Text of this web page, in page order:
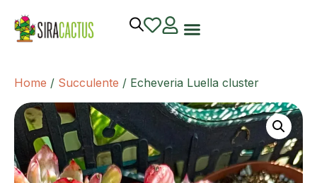
Home / Succulente / Echeveria Luella cluster